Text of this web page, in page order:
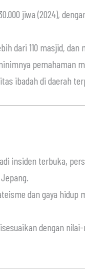
jiwa (2024),
dari 110 masjid,
pemahaman
ibadah di daerah
insiden terbuka,
dan gaya
dengan